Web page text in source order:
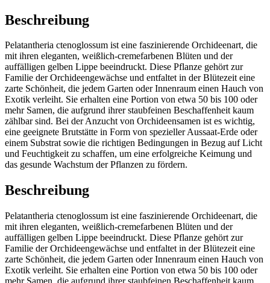
Beschreibung
Pelatantheria ctenoglossum ist eine faszinierende Orchideenart, die
mit ihren eleganten, weißlich-cremefarbenen Blüten und der
auffälligen gelben Lippe beeindruckt. Diese Pflanze gehört zur
Familie der Orchideengewächse und entfaltet in der Blütezeit eine
zarte Schönheit, die jedem Garten oder Innenraum einen Hauch von
Exotik verleiht. Sie erhalten eine Portion von etwa 50 bis 100 oder
mehr Samen, die aufgrund ihrer staubfeinen Beschaffenheit kaum
zählbar sind. Bei der Anzucht von Orchideensamen ist es wichtig,
eine geeignete Brutstätte in Form von spezieller Aussaat-Erde oder
einem Substrat sowie die richtigen Bedingungen in Bezug auf Licht
und Feuchtigkeit zu schaffen, um eine erfolgreiche Keimung und
das gesunde Wachstum der Pflanzen zu fördern.
Beschreibung
Pelatantheria ctenoglossum ist eine faszinierende Orchideenart, die
mit ihren eleganten, weißlich-cremefarbenen Blüten und der
auffälligen gelben Lippe beeindruckt. Diese Pflanze gehört zur
Familie der Orchideengewächse und entfaltet in der Blütezeit eine
zarte Schönheit, die jedem Garten oder Innenraum einen Hauch von
Exotik verleiht. Sie erhalten eine Portion von etwa 50 bis 100 oder